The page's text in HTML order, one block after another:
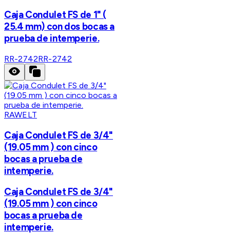
Caja Condulet FS de 1" (
25.4 mm) con dos bocas a
prueba de intemperie.
RR-2742RR-2742
RAWELT
Caja Condulet FS de 3/4"
(19.05 mm ) con cinco
bocas a prueba de
intemperie.
Caja Condulet FS de 3/4"
(19.05 mm ) con cinco
bocas a prueba de
intemperie.